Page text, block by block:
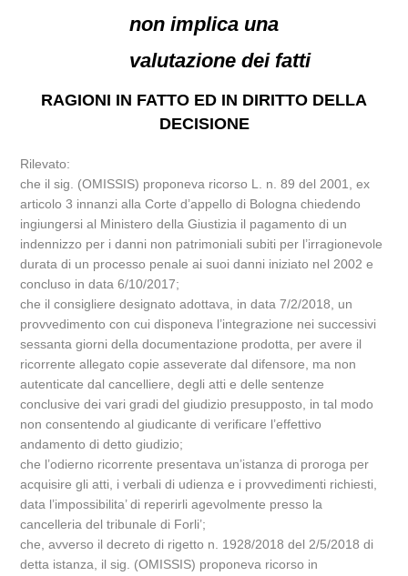
non implica una
valutazione dei fatti
RAGIONI IN FATTO ED IN DIRITTO DELLA
DECISIONE
Rilevato:
che il sig. (OMISSIS) proponeva ricorso L. n. 89 del 2001, ex
articolo 3 innanzi alla Corte d’appello di Bologna chiedendo
ingiungersi al Ministero della Giustizia il pagamento di un
indennizzo per i danni non patrimoniali subiti per l’irragionevole
durata di un processo penale ai suoi danni iniziato nel 2002 e
concluso in data 6/10/2017;
che il consigliere designato adottava, in data 7/2/2018, un
provvedimento con cui disponeva l’integrazione nei successivi
sessanta giorni della documentazione prodotta, per avere il
ricorrente allegato copie asseverate dal difensore, ma non
autenticate dal cancelliere, degli atti e delle sentenze
conclusive dei vari gradi del giudizio presupposto, in tal modo
non consentendo al giudicante di verificare l’effettivo
andamento di detto giudizio;
che l’odierno ricorrente presentava un’istanza di proroga per
acquisire gli atti, i verbali di udienza e i provvedimenti richiesti,
data l’impossibilita’ di reperirli agevolmente presso la
cancelleria del tribunale di Forli’;
che, avverso il decreto di rigetto n. 1928/2018 del 2/5/2018 di
detta istanza, il sig. (OMISSIS) proponeva ricorso in